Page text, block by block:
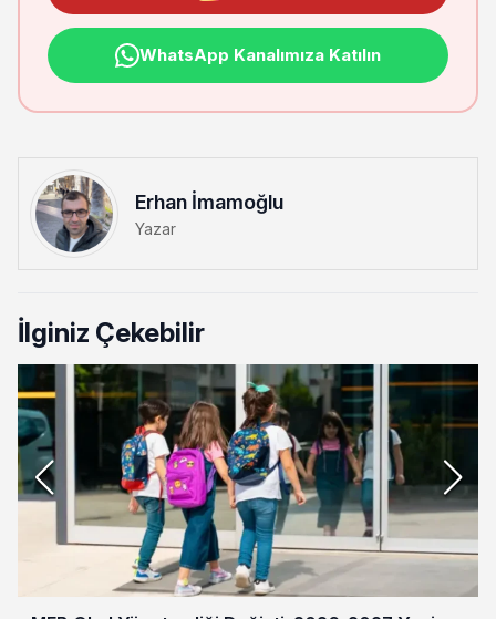
WhatsApp Kanalımıza Katılın
Erhan İmamoğlu
Yazar
İlginiz Çekebilir